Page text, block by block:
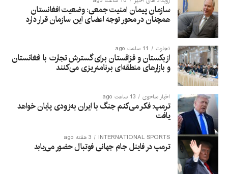
سازمان پیمان امنیت جمعی: وضعیت افغانستان
همچنان در محور توجه اعضای این سازمان قرار دارد
تجارت 11 ساعت ago
ازبکستان و قزاقستان برای گسترش تجارت با افغانستان
و بازارهای منطقه‌ای برنامه‌ریزی می‌کنند
اخبار ساحوی 13 ساعت ago
ترمپ: فکر می‌کنم جنگ با ایران به‌زودی پایان خواهد
یافت
INTERNATIONAL SPORTS 3 هفته ago
ترمپ در فاینل جام جهانی فوتبال حضور می‌یابد